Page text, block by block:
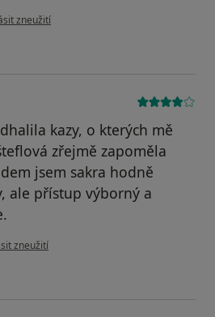
názoru uživatele zuzana
zneužití
kazy, o kterých mě
zřejmě zapoměla
jsem sakra hodně
ale přístup výborný a
uživatele Maximová Mirka
zneužití